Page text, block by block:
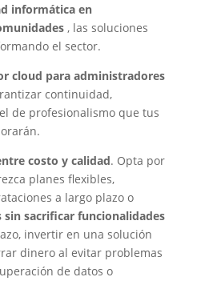
informática en
, las soluciones
el sector.
cloud para administradores
continuidad,
de profesionalismo que tus
costo y calidad. Opta por
planes flexibles,
a largo plazo o
sacrificar funcionalidades
invertir en una solución
dinero al evitar problemas
de datos o